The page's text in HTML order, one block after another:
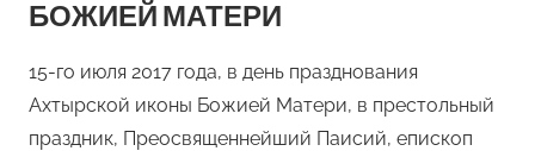
БОЖИЕЙ МАТЕРИ
15-го июля 2017 года, в день празднования
Ахтырской иконы Божией Матери, в престольный
праздник, Преосвященнейший Паисий, епископ